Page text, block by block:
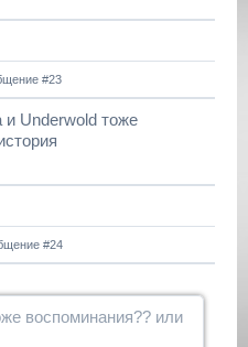
#23
и Underwold тоже
#24
воспоминания?? или